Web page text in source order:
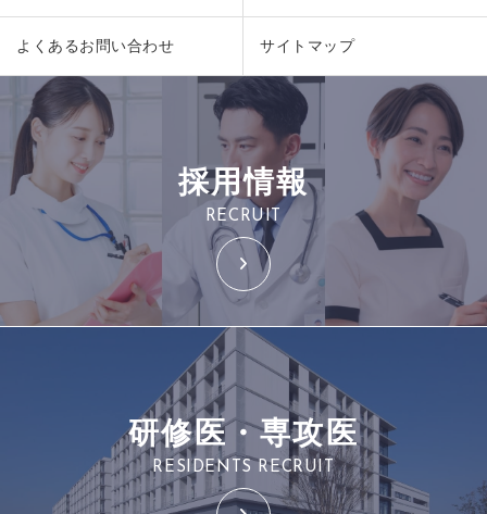
よくあるお問い合わせ サイトマップ
採用情報
RECRUIT
研修医・専攻医
RESIDENTS RECRUIT